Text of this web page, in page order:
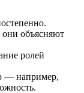
объясняют
ролей
— например,